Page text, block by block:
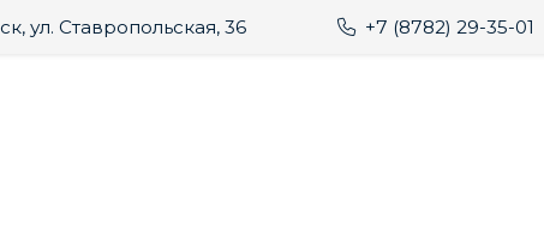
ул. Ставропольская, 36 +7 (8782) 29-35-01